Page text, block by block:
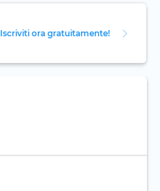
Iscriviti ora gratuitamente!